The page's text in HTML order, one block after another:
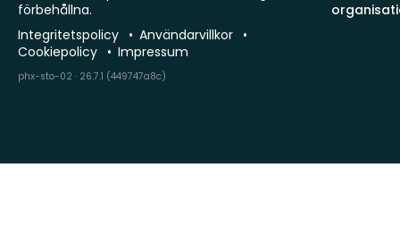
förbehållna.
Integritetspolicy
Användarvillkor
Cookiepolicy
Impressum
phx-sto-02 · 26.7.1 (449747a8c)